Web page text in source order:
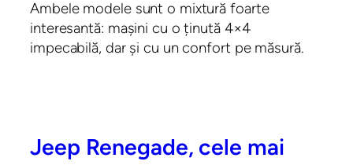
Ambele modele sunt o mixtură foarte
interesantă: mașini cu o ținută 4×4
impecabilă, dar și cu un confort pe măsură.
Jeep Renegade, cele mai